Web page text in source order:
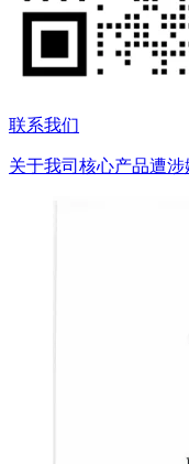
联系我们
关于我司核心产品遭